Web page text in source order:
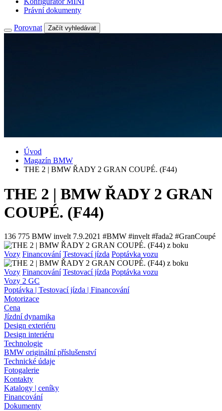
Právní dokumenty
Porovnat Začít vyhledávat
Úvod
Magazín BMW
THE 2 | BMW ŘADY 2 GRAN COUPÉ. (F44)
THE 2 | BMW ŘADY 2 GRAN
COUPÉ. (F44)
136 775 BMW invelt 7.9.2021 #BMW #invelt #řada2 #GranCoupé
Vozy Financování Testovací jízda Poptávka vozu
Vozy Financování Testovací jízda Poptávka vozu
Vozy 2 GC
Poptávka | Testovací jízda | Financování
Motorizace
Cena
Jízdní dynamika
Design exteriéru
Design interiéru
Technologie
BMW originální příslušenství
Technické údaje
Fotogalerie
Kontakty
Katalogy | ceníky
Financování
Dokumenty